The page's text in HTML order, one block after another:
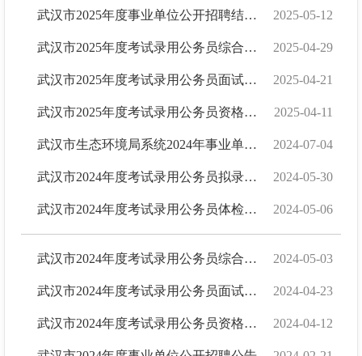
武汉市2025年度事业单位公开招聘结构化面试公告 2025-05-12
武汉市2025年度考试录用公务员综合成绩公告 2025-04-29
武汉市2025年度考试录用公务员面试公告 2025-04-21
武汉市2025年度考试录用公务员资格复审公告 2025-04-11
武汉市生态环境局系统2024年事业单位公开招聘拟聘用人员公示 2024-07-04
武汉市2024年度考试录用公务员拟录用人员公示 （第一批） 2024-05-30
武汉市2024年度考试录用公务员体检考察公告 2024-05-06
武汉市2024年度考试录用公务员综合成绩公告 2024-05-03
武汉市2024年度考试录用公务员面试公告 2024-04-23
武汉市2024年度考试录用公务员资格复审公告 2024-04-12